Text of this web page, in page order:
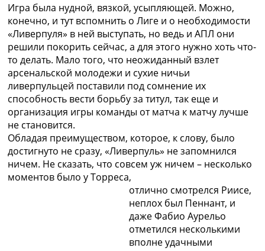
Игра была нудной, вязкой, усыпляющей. Можно,
конечно, и тут вспомнить о Лиге и о необходимости
«Ливерпуля» в ней выступать, но ведь и АПЛ они
решили покорить сейчас, а для этого нужно хоть что-
то делать. Мало того, что неожиданный взлет
арсенальской молодежи и сухие ничьи
ливерпульцей поставили под сомнение их
способность вести борьбу за титул, так еще и
организация игры команды от матча к матчу лучше
не становится.
Обладая преимуществом, которое, к слову, было
достигнуто не сразу, «Ливерпуль» не запомнился
ничем. Не сказать, что совсем уж ничем – несколько
моментов было у Торреса,
отлично смотрелся Риисе,
неплох был Пеннант, и
даже Фабио Аурельо
отметился несколькими
вполне удачными